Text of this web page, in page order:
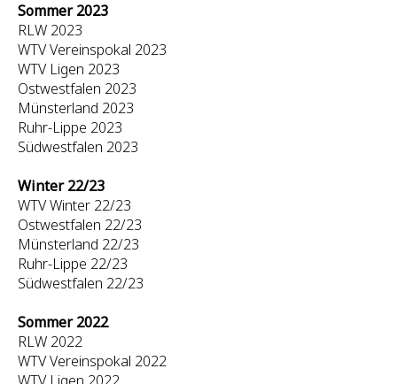
Sommer 2023
RLW 2023
WTV Vereinspokal 2023
WTV Ligen 2023
Ostwestfalen 2023
Münsterland 2023
Ruhr-Lippe 2023
Südwestfalen 2023
Winter 22/23
WTV Winter 22/23
Ostwestfalen 22/23
Münsterland 22/23
Ruhr-Lippe 22/23
Südwestfalen 22/23
Sommer 2022
RLW 2022
WTV Vereinspokal 2022